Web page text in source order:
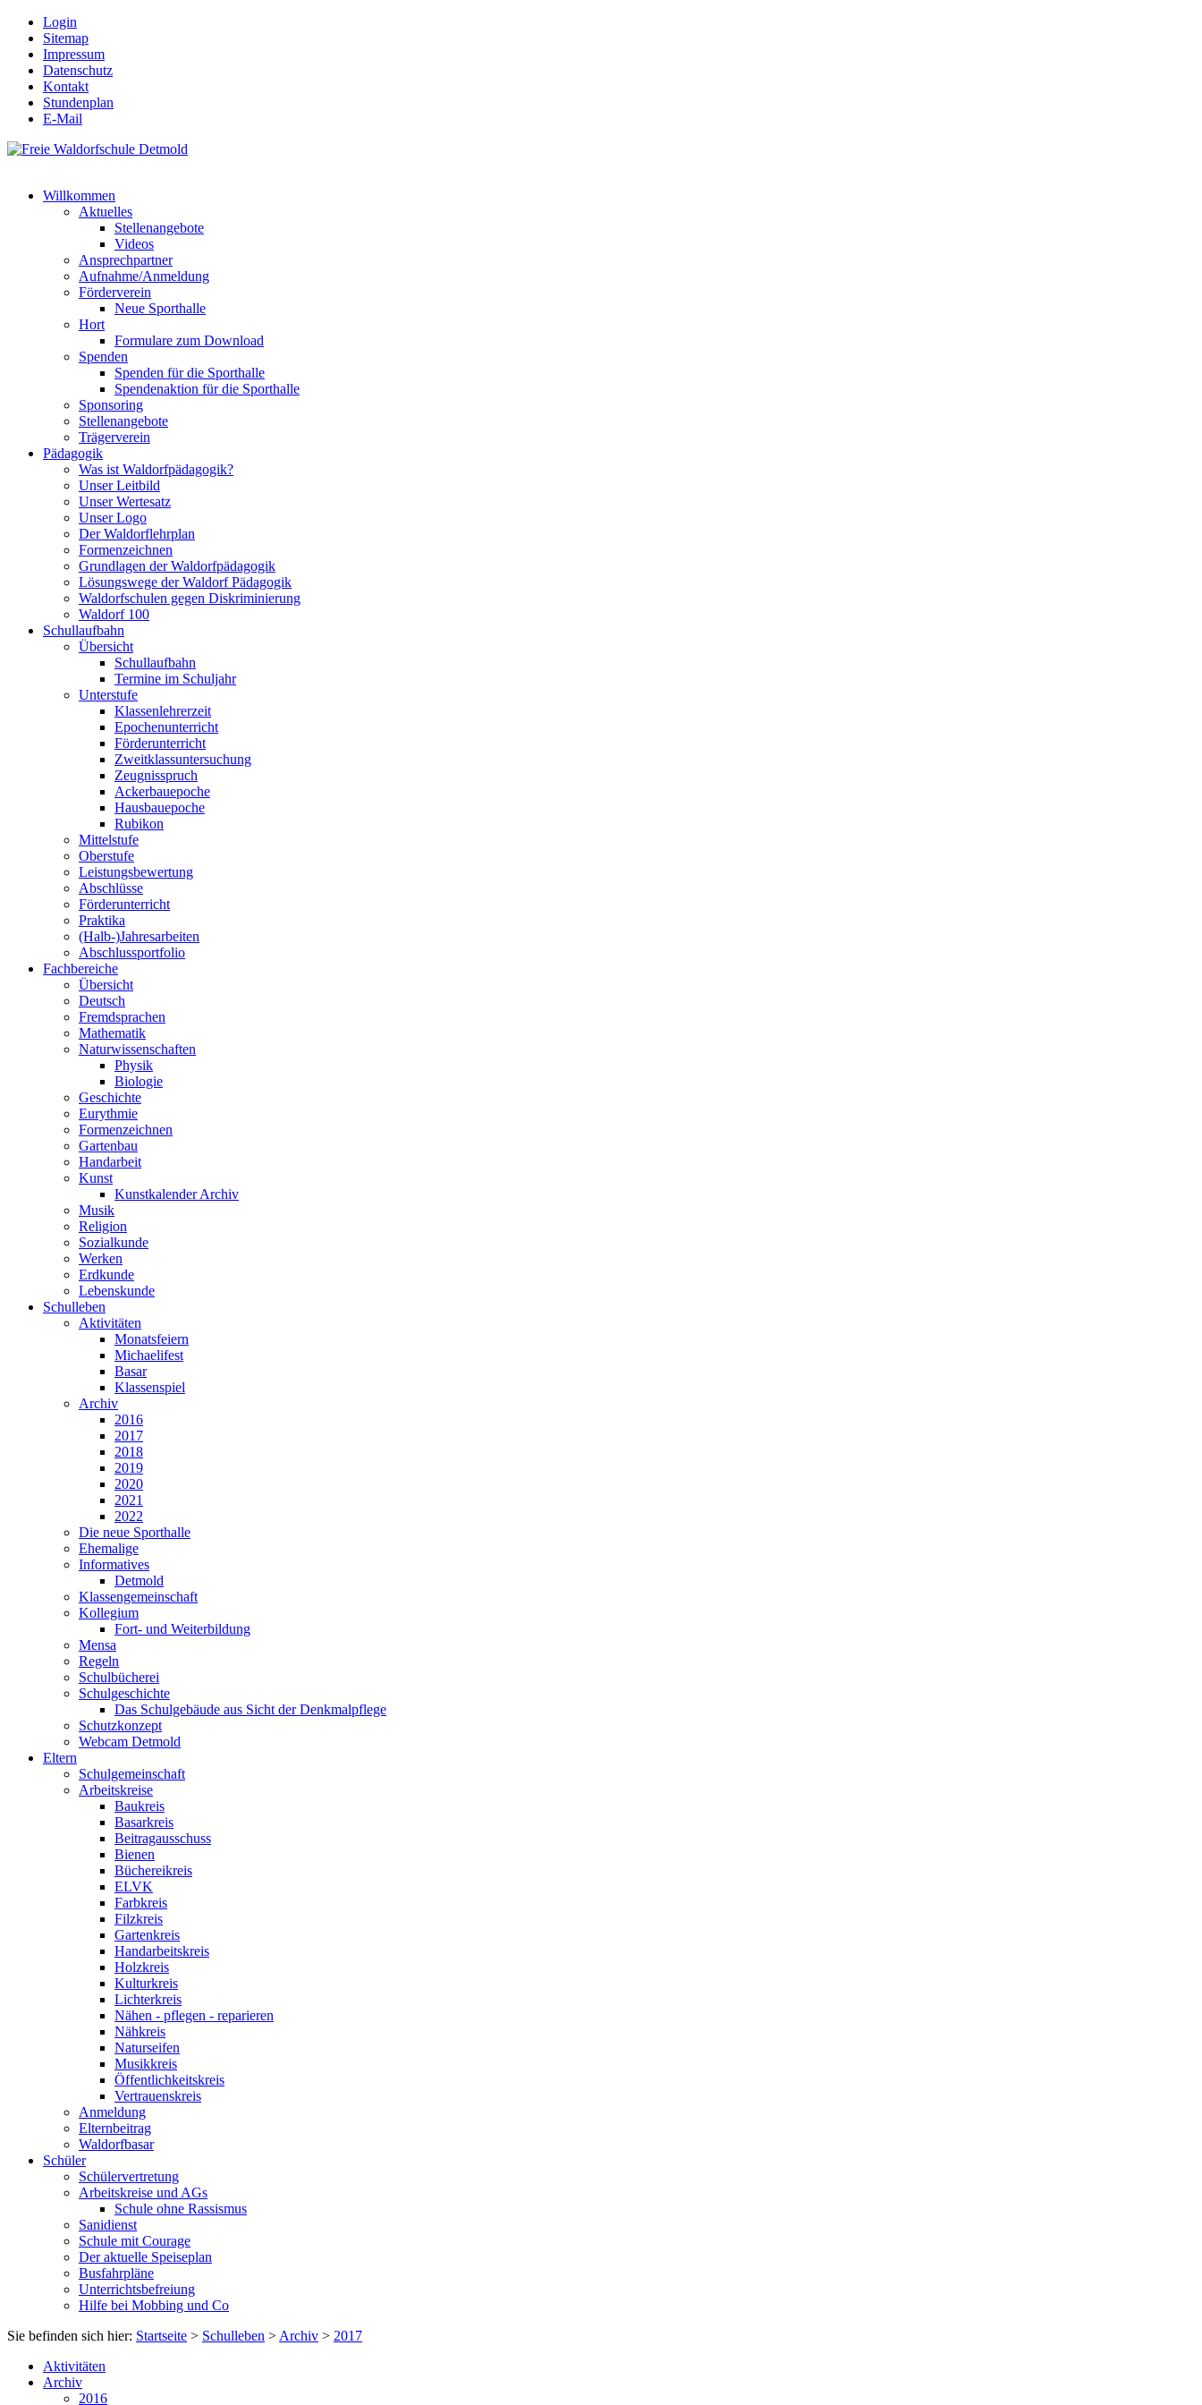
Login
Sitemap
Impressum
Datenschutz
Kontakt
Stundenplan
E-Mail
Willkommen
Aktuelles
Stellenangebote
Videos
Ansprechpartner
Aufnahme/Anmeldung
Förderverein
Neue Sporthalle
Hort
Formulare zum Download
Spenden
Spenden für die Sporthalle
Spendenaktion für die Sporthalle
Sponsoring
Stellenangebote
Trägerverein
Pädagogik
Was ist Waldorfpädagogik?
Unser Leitbild
Unser Wertesatz
Unser Logo
Der Waldorflehrplan
Formenzeichnen
Grundlagen der Waldorfpädagogik
Lösungswege der Waldorf Pädagogik
Waldorfschulen gegen Diskriminierung
Waldorf 100
Schullaufbahn
Übersicht
Schullaufbahn
Termine im Schuljahr
Unterstufe
Klassenlehrerzeit
Epochenunterricht
Förderunterricht
Zweitklassuntersuchung
Zeugnisspruch
Ackerbauepoche
Hausbauepoche
Rubikon
Mittelstufe
Oberstufe
Leistungsbewertung
Abschlüsse
Förderunterricht
Praktika
(Halb-)Jahresarbeiten
Abschlussportfolio
Fachbereiche
Übersicht
Deutsch
Fremdsprachen
Mathematik
Naturwissenschaften
Physik
Biologie
Geschichte
Eurythmie
Formenzeichnen
Gartenbau
Handarbeit
Kunst
Kunstkalender Archiv
Musik
Religion
Sozialkunde
Werken
Erdkunde
Lebenskunde
Schulleben
Aktivitäten
Monatsfeiern
Michaelifest
Basar
Klassenspiel
Archiv
2016
2017
2018
2019
2020
2021
2022
Die neue Sporthalle
Ehemalige
Informatives
Detmold
Klassengemeinschaft
Kollegium
Fort- und Weiterbildung
Mensa
Regeln
Schulbücherei
Schulgeschichte
Das Schulgebäude aus Sicht der Denkmalpflege
Schutzkonzept
Webcam Detmold
Eltern
Schulgemeinschaft
Arbeitskreise
Baukreis
Basarkreis
Beitragausschuss
Bienen
Büchereikreis
ELVK
Farbkreis
Filzkreis
Gartenkreis
Handarbeitskreis
Holzkreis
Kulturkreis
Lichterkreis
Nähen - pflegen - reparieren
Nähkreis
Naturseifen
Musikkreis
Öffentlichkeitskreis
Vertrauenskreis
Anmeldung
Elternbeitrag
Waldorfbasar
Schüler
Schülervertretung
Arbeitskreise und AGs
Schule ohne Rassismus
Sanidienst
Schule mit Courage
Der aktuelle Speiseplan
Busfahrpläne
Unterrichtsbefreiung
Hilfe bei Mobbing und Co
Sie befinden sich hier: Startseite > Schulleben > Archiv > 2017
Aktivitäten
Archiv
2016